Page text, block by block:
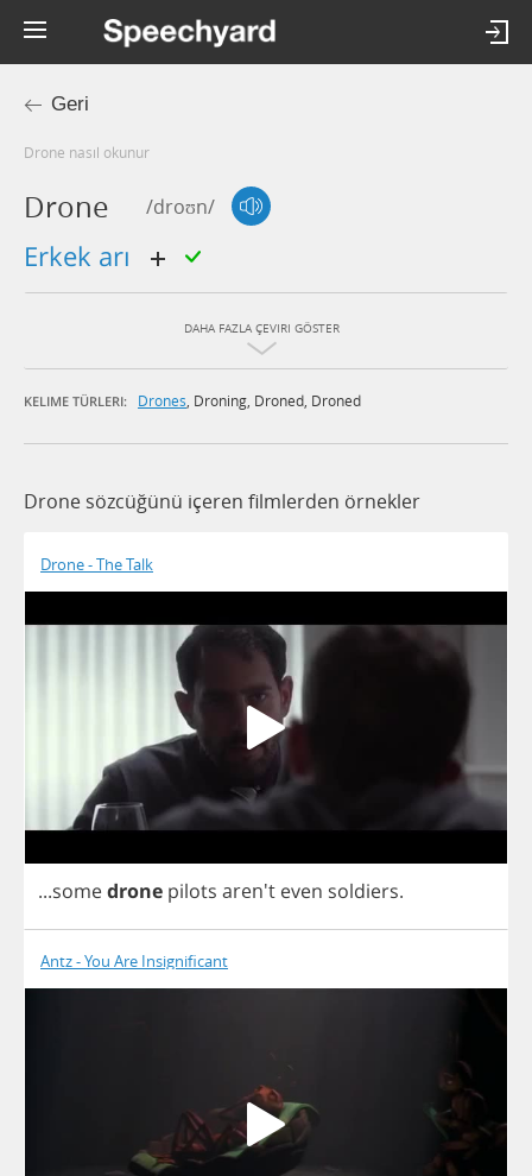
Geri
drone nasıl okunur
Drone /droʊn/
erkek arı
DAHA FAZLA ÇEVIRI GÖSTER
KELIME TÜRLERI: Drones, Droning, Droned, Droned
Drone sözcüğünü içeren filmlerden örnekler
Drone - The Talk
...somedrone pilots aren't even soldiers.
Antz - You Are Insignificant